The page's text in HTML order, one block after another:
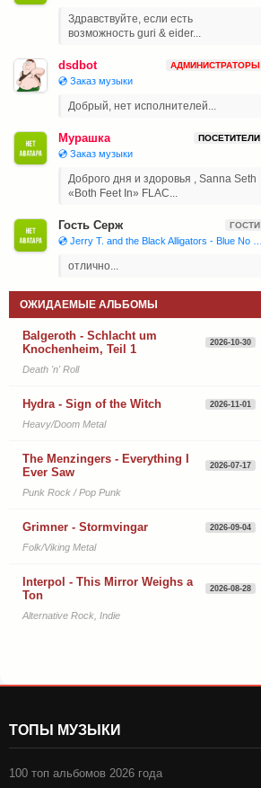
Здравствуйте, если есть
возможность guri & eider...
dsdbot АДМИНИСТРАТОРЫ
💿 Заказ музыки
Добрый, нет исполнителей...
Мурашка ПОСЕТИТЕЛИ
💿 Заказ музыки
Доброго дня и здоровья , Sanna Seth
«Both Feet In» FLAC...
Гость Серж ГОСТИ
отлично...
ОЖИДАЕМЫЕ АЛЬБОМЫ
Balgeroth - Schlacht um
Knochenheim, Teil 1
2026-10-30
Death 'n' Roll
Hydra - Sign of the Witch 2026-11-01
Heavy/Doom Metal
The Menzingers - Everything I
Ever Saw
2026-07-17
Punk Rock / Pop Punk
Grimner - Stormvingar 2026-09-04
Folk/Viking Metal
Interpol - This Mirror Weighs a
Ton
2026-08-28
Alternative Rock, Indie
ТОПЫ МУЗЫКИ
100 топ альбомов 2026 года